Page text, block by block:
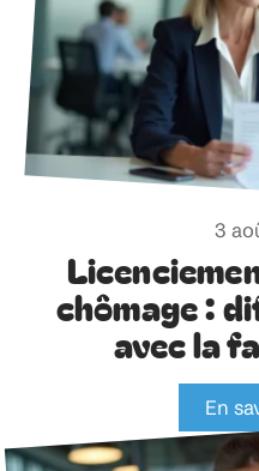
3
chômage :
avec la
En